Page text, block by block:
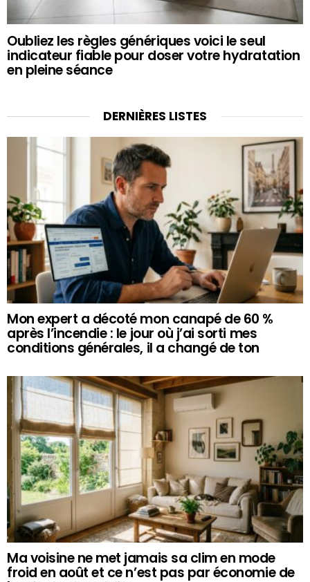
Oubliez les règles génériques voici le seul
indicateur fiable pour doser votre hydratation
en pleine séance
DERNIÈRES LISTES
Mon expert a décoté mon canapé de 60 %
après l’incendie : le jour où j’ai sorti mes
conditions générales, il a changé de ton
Ma voisine ne met jamais sa clim en mode
froid en août et ce n’est pas par économie de